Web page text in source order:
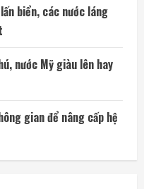
biển, các nước láng
nước Mỹ giàu lên hay
gian để nâng cấp hệ